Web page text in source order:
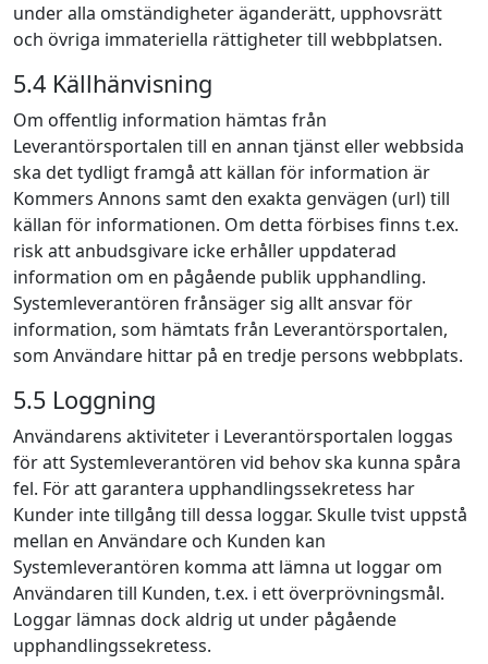
under alla omständigheter äganderätt, upphovsrätt
och övriga immateriella rättigheter till webbplatsen.
5.4 Källhänvisning
Om offentlig information hämtas från
Leverantörsportalen till en annan tjänst eller webbsida
ska det tydligt framgå att källan för information är
Kommers Annons samt den exakta genvägen (url) till
källan för informationen. Om detta förbises finns t.ex.
risk att anbudsgivare icke erhåller uppdaterad
information om en pågående publik upphandling.
Systemleverantören frånsäger sig allt ansvar för
information, som hämtats från Leverantörsportalen,
som Användare hittar på en tredje persons webbplats.
5.5 Loggning
Användarens aktiviteter i Leverantörsportalen loggas
för att Systemleverantören vid behov ska kunna spåra
fel. För att garantera upphandlingssekretess har
Kunder inte tillgång till dessa loggar. Skulle tvist uppstå
mellan en Användare och Kunden kan
Systemleverantören komma att lämna ut loggar om
Användaren till Kunden, t.ex. i ett överprövningsmål.
Loggar lämnas dock aldrig ut under pågående
upphandlingssekretess.